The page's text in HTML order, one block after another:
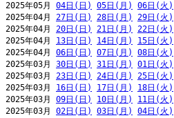
2025年05月 04日(日) 05日(月) 06日(火)
2025年04月 27日(日) 28日(月) 29日(火)
2025年04月 20日(日) 21日(月) 22日(火)
2025年04月 13日(日) 14日(月) 15日(火)
2025年04月 06日(日) 07日(月) 08日(火)
2025年03月 30日(日) 31日(月) 01日(火)
2025年03月 23日(日) 24日(月) 25日(火)
2025年03月 16日(日) 17日(月) 18日(火)
2025年03月 09日(日) 10日(月) 11日(火)
2025年03月 02日(日) 03日(月) 04日(火)